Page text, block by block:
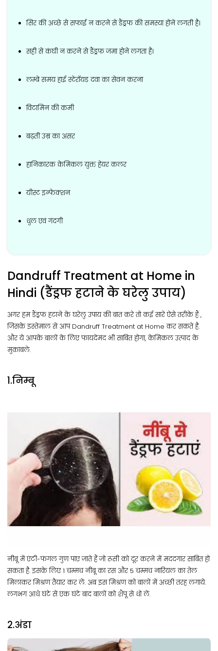
सिर की अच्छे से सफाई न करने से डैंड्रफ की समस्या होने लगती है।
सही से कंघी न करने से डैंड्रफ जमा होने लगता है।
लम्बे समय हाई स्टेरॉयड दवा का सेवन करना
विटामिन की कमी
बढ़ती उम्र का असर
हानिकारक केमिकल युक्त हेयर कलर
यीस्ट इन्फेक्शन
धुल एवं गंदगी
Dandruff Treatment at Home in
Hindi (डैंड्रफ हटाने के घरेलु उपाय)
अगर हम डैंड्रफ हटाने के घरेलु उपाय की बात करे तो कई सारे ऐसे तरीके हैं ,
जिसके इस्तेमाल से आप Dandruff Treatment at Home कर सकते है.
और ये आपके बालों के लिए फायदेमंद भी साबित होगा, केमिकल उत्पाद के
मुकाबले.
1.निम्बू
नींबू में एंटी-फंगल गुण पाए जाते हैं जो रूसी को दूर करने में मददगार साबित हो
सकता है. इसके लिए 1 चम्मच नींबू का रस और 5 चम्मच नारियल का तेल
मिलाकर मिश्रण तैयार कर लें. अब इस मिश्रण को बालों में अच्छी तरह लगाये.
लगभग आधे घंटे से एक घंटे बाद बालों को शैंपू से धो लें.
2.अंडा